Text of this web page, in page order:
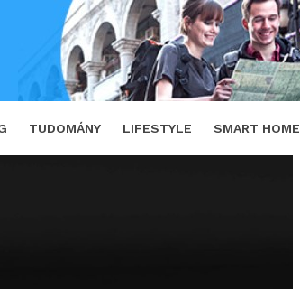
TUDOMÁNY LIFESTYLE SMART HOME
lehet saját robotod SHARE